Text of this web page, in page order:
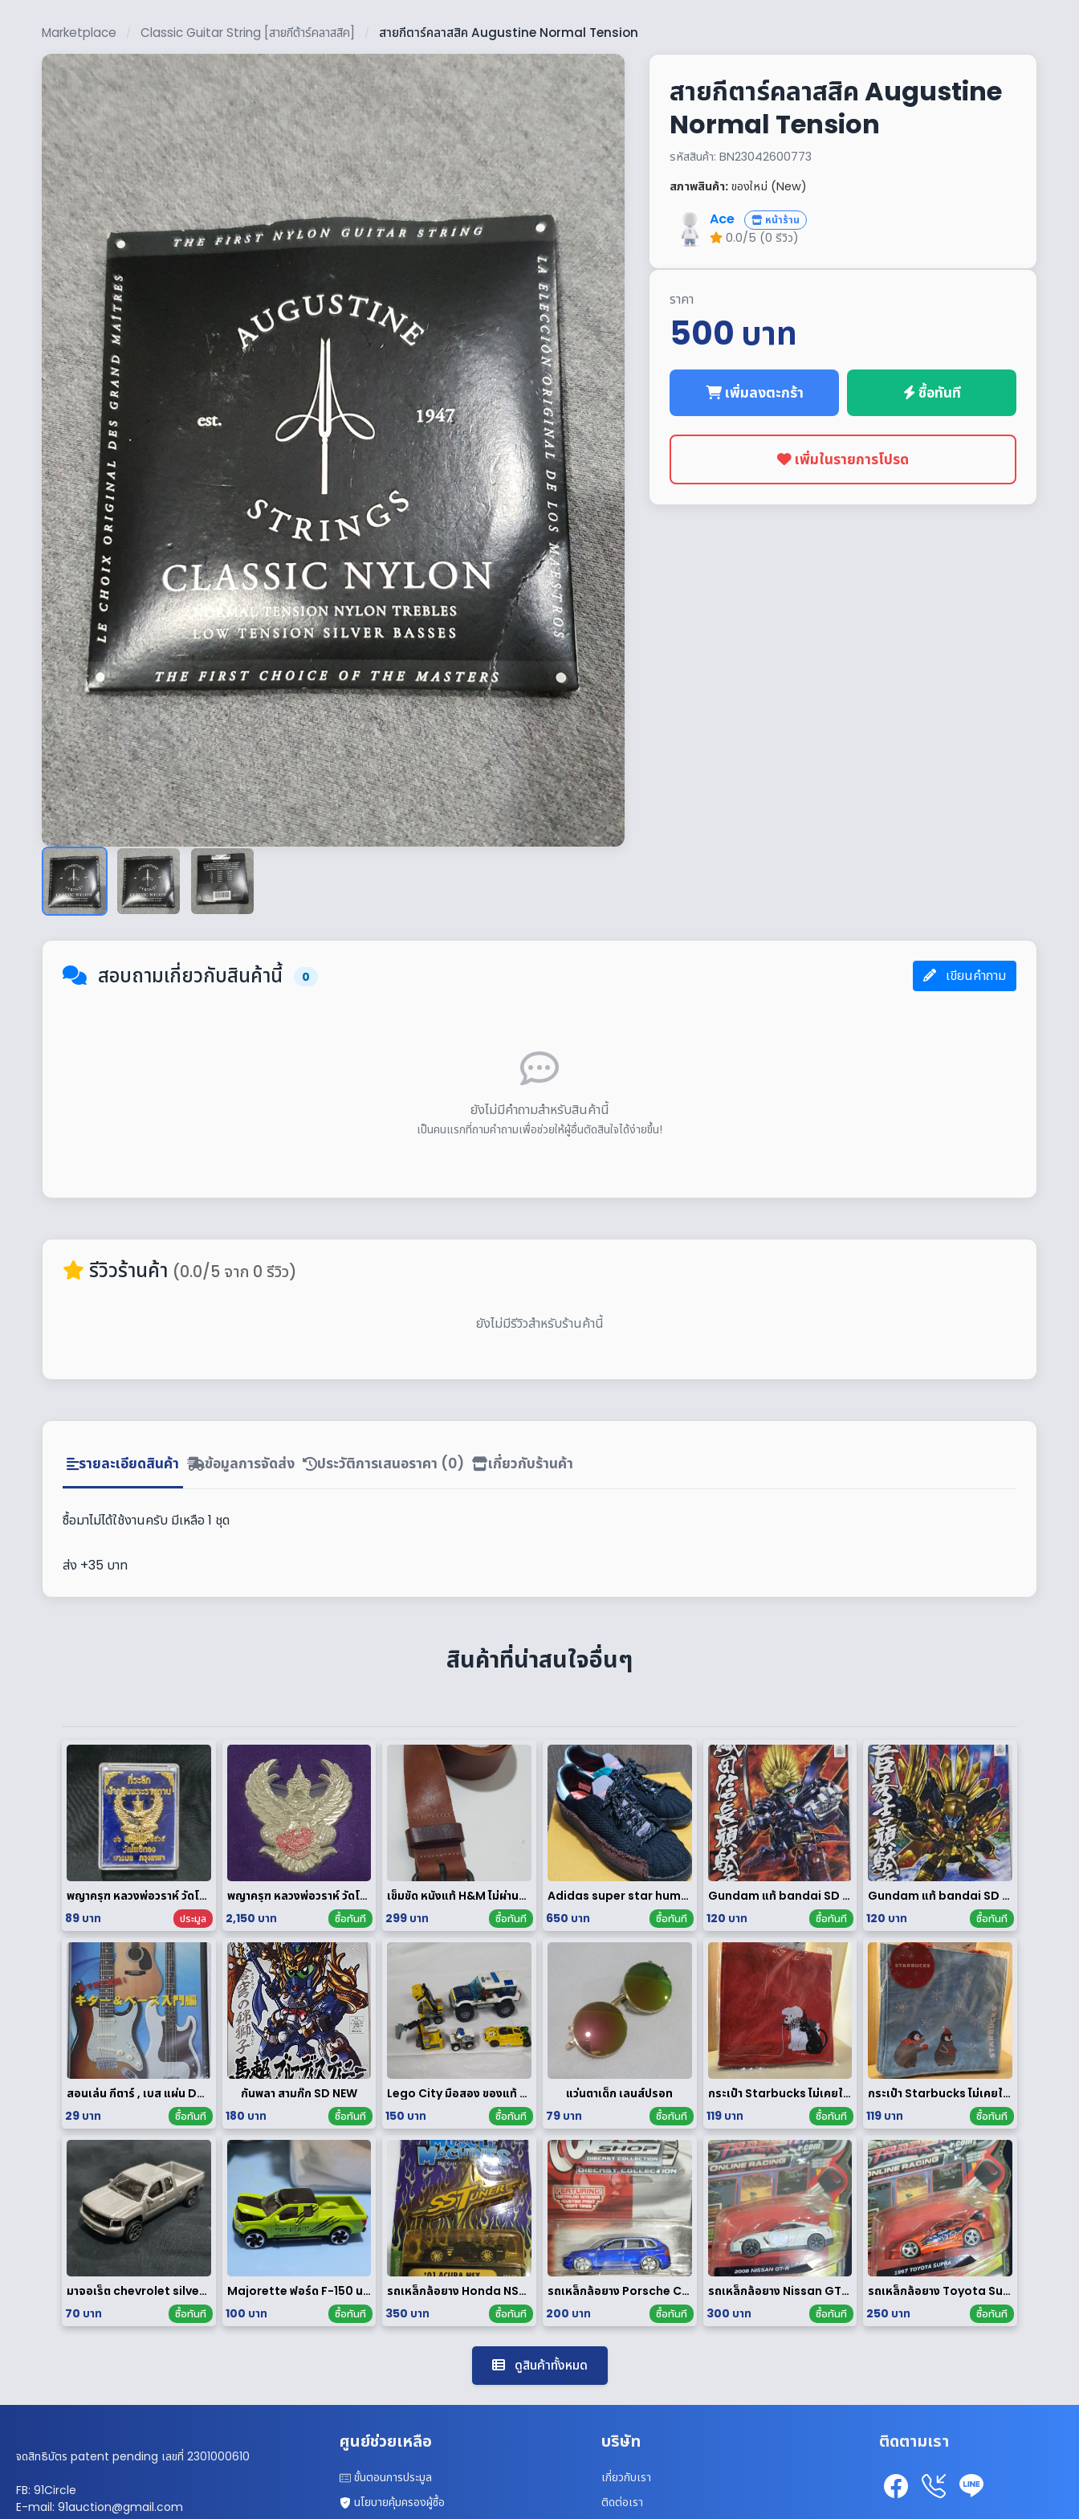
Marketplace / Classic Guitar String [สายกีต้าร์คลาสสิค] / สายกีตาร์คลาสสิค Augustine Normal Tension
สายกีตาร์คลาสสิค Augustine
Normal Tension
รหัสสินค้า: BN23042600773
สภาพสินค้า: ของใหม่ (New)
Ace หน้าร้าน
0.0/5 (0 รีวิว)
ราคา
500 บาท
เพิ่มลงตะกร้า ซื้อทันที
เพิ่มในรายการโปรด
สอบถามเกี่ยวกับสินค้านี้ 0 เขียนคำถาม
ยังไม่มีคำถามสำหรับสินค้านี้
เป็นคนแรกที่ถามคำถามเพื่อช่วยให้ผู้อื่นตัดสินใจได้ง่ายขึ้น!
รีวิวร้านค้า (0.0/5 จาก 0 รีวิว)
ยังไม่มีรีวิวสำหรับร้านค้านี้
รายละเอียดสินค้า ข้อมูลการจัดส่ง ประวัติการเสนอราคา (0) เกี่ยวกับร้านค้า
ซื้อมาไม่ได้ใช้งานครับ มีเหลือ 1 ชุด
ส่ง +35 บาท
สินค้าที่น่าสนใจอื่นๆ
พญาครุฑ หลวงพ่อวราห์ วัดโพธิทอง กฐินพระราชทาน ปี 2564 เนื้อกะไหล่ทอง
89 บาท
ประมูล
พญาครุฑ หลวงพ่อวราห์ วัดโพธิทอง มหาบารมี2 เนื้อสัมฤทธิ์เงิน
2,150 บาท
ซื้อทันที
เข็มขัด หนังแท้ H&M ไม่ผ่านการใช้งาน
299 บาท
ซื้อทันที
Adidas super star human race limited edition
650 บาท
ซื้อทันที
Gundam แท้ bandai SD ของใหม่
120 บาท
ซื้อทันที
Gundam แท้ bandai SD ของใหม่
120 บาท
ซื้อทันที
สอนเล่น กีตาร์ , เบส แผ่น DVD
29 บาท
ซื้อทันที
กันพลา สามก๊ก SD NEW
180 บาท
ซื้อทันที
Lego City มือสอง ของแท้ ได้ทั้งหมดตามรูป
150 บาท
ซื้อทันที
แว่นตาเด็ก เลนส์ปรอท
79 บาท
ซื้อทันที
กระเป๋า Starbucks ไม่เคยใช้งาน
119 บาท
ซื้อทันที
กระเป๋า Starbucks ไม่เคยใช้งาน
119 บาท
ซื้อทันที
มาจอเร็ต chevrolet silverado
70 บาท
ซื้อทันที
Majorette ฟอร์ด F-150 นอกแพค
100 บาท
ซื้อทันที
รถเหล็กล้อยาง Honda NSX 1/64 ของ rare
350 บาท
ซื้อทันที
รถเหล็กล้อยาง Porsche Cayenne Turbo 1/64
200 บาท
ซื้อทันที
รถเหล็กล้อยาง Nissan GT-R 1/64
300 บาท
ซื้อทันที
รถเหล็กล้อยาง Toyota Supra 1/64
250 บาท
ซื้อทันที
ดูสินค้าทั้งหมด
จดสิทธิบัตร patent pending เลขที่ 2301000610
FB: 91Circle
E-mail: 91auction@gmail.com
ศูนย์ช่วยเหลือ
ขั้นตอนการประมูล
นโยบายคุ้มครองผู้ซื้อ
บริษัท
เกี่ยวกับเรา
ติดต่อเรา
ติดตามเรา